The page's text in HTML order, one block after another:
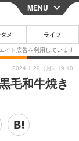
CLOSE
ートフォン
その他
・ドラマ
MENU
メ ライフ
毛和牛焼き
2024.1.29（月）19:10